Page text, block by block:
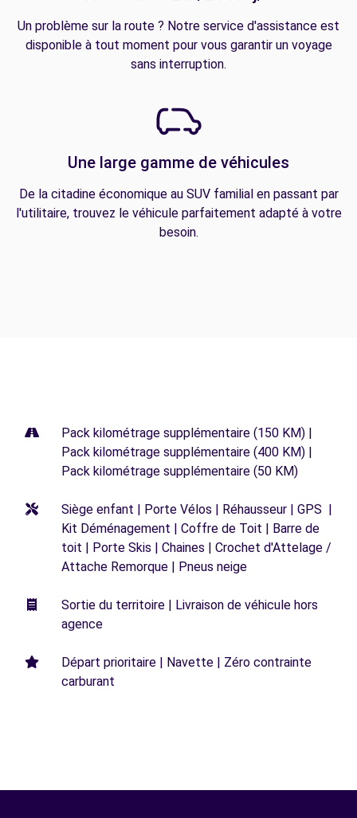
Un problème sur la route ? Notre service d'assistance est
disponible à tout moment pour vous garantir un voyage
sans interruption.
Une large gamme de véhicules
De la citadine économique au SUV familial en passant par
l'utilitaire, trouvez le véhicule parfaitement adapté à votre
besoin.
Pack kilométrage supplémentaire (150 KM) |
Pack kilométrage supplémentaire (400 KM) |
Pack kilométrage supplémentaire (50 KM)
Siège enfant | Porte Vélos | Réhausseur | GPS |
Kit Déménagement | Coffre de Toit | Barre de
toit | Porte Skis | Chaines | Crochet d'Attelage /
Attache Remorque | Pneus neige
Sortie du territoire | Livraison de véhicule hors
agence
Départ prioritaire | Navette | Zéro contrainte
carburant